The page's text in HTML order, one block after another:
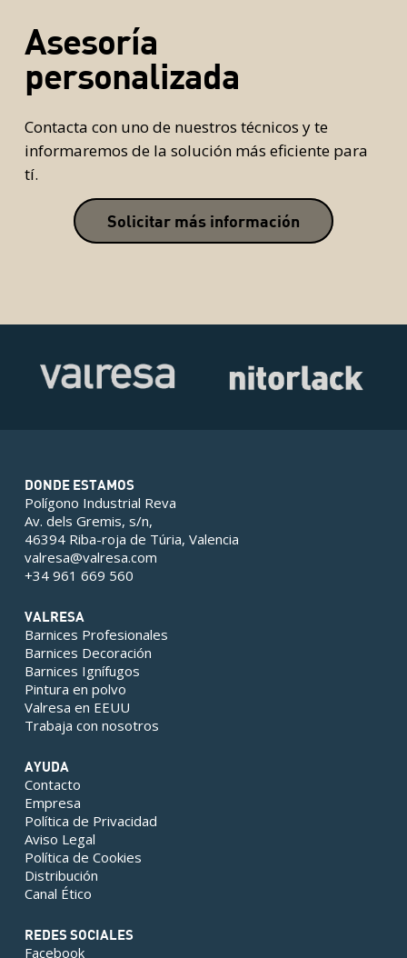
Asesoría
personalizada
Contacta con uno de nuestros técnicos y te
informaremos de la solución más eficiente para
tí.
Solicitar más información
DONDE ESTAMOS
Polígono Industrial Reva
Av. dels Gremis, s/n,
46394 Riba-roja de Túria, Valencia
valresa@valresa.com
+34 961 669 560
VALRESA
Barnices Profesionales
Barnices Decoración
Barnices Ignífugos
Pintura en polvo
Valresa en EEUU
Trabaja con nosotros
AYUDA
Contacto
Empresa
Política de Privacidad
Aviso Legal
Política de Cookies
Distribución
Canal Ético
REDES SOCIALES
Facebook